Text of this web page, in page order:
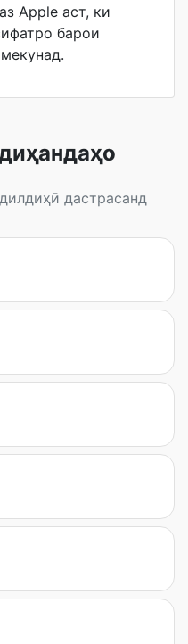
Apple аст, ки
барои
дастрасанд